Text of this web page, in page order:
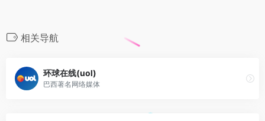
相关导航
环球在线(uol)
巴西著名网络媒体